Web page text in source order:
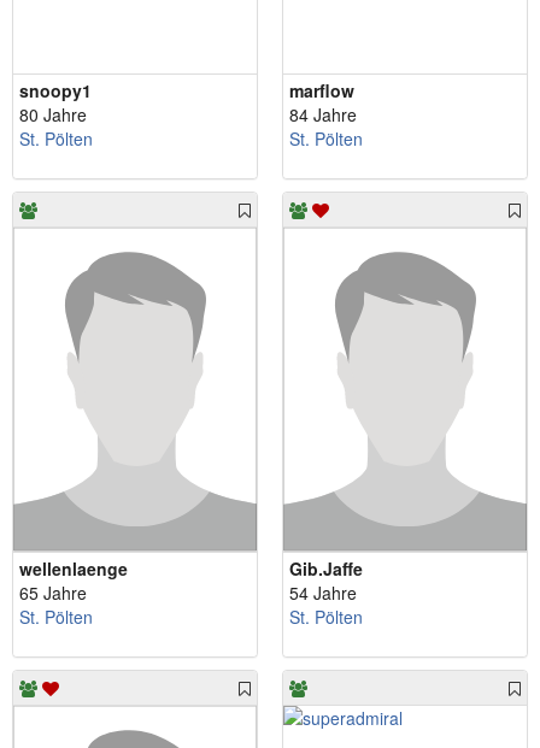
snoopy1
80 Jahre
St. Pölten
marflow
84 Jahre
St. Pölten
wellenlaenge
65 Jahre
St. Pölten
Gib.Jaffe
54 Jahre
St. Pölten